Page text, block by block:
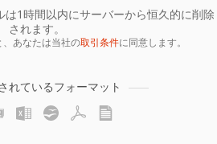
1時間以内にサーバーから恒久的に削除
されます。
あなたは当社の取引条件に同意します。
れているフォーマット